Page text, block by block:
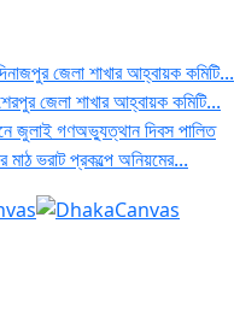
জেলা শাখার আহ্বায়ক কমিটি...
জেলা শাখার আহ্বায়ক কমিটি...
জুলাই গণঅভ্যুত্থান দিবস পালিত
মাঠ ভরাট প্রকল্পে অনিয়মের...